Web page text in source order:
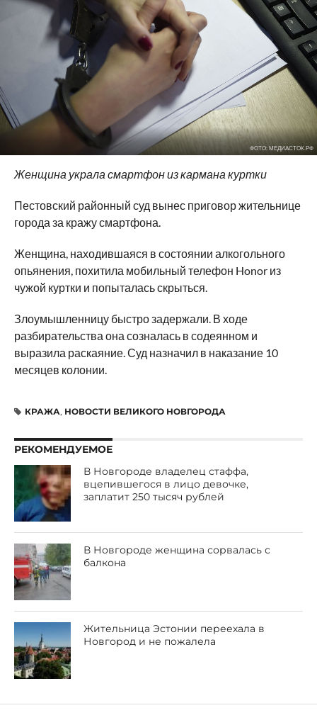
ФОТО: МЕДИАСТОК.РФ
Женщина украла смартфон из кармана куртки
Пестовский районный суд вынес приговор жительнице
города за кражу смартфона.
Женщина, находившаяся в состоянии алкогольного
опьянения, похитила мобильный телефон Honor из
чужой куртки и попыталась скрыться.
Злоумышленницу быстро задержали. В ходе
разбирательства она созналась в содеянном и
выразила раскаяние. Суд назначил в наказание 10
месяцев колонии.
КРАЖА, НОВОСТИ ВЕЛИКОГО НОВГОРОДА
РЕКОМЕНДУЕМОЕ
В Новгороде владелец стаффа,
вцепившегося в лицо девочке,
заплатит 250 тысяч рублей
В Новгороде женщина сорвалась с
балкона
Жительница Эстонии переехала в
Новгород и не пожалела